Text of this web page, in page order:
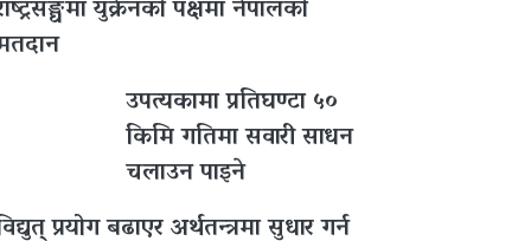
युक्रेनको पक्षमा नेपालको
उपत्यकामा प्रतिघण्टा ५०
किमि गतिमा सवारी साधन
चलाउन पाइने
प्रयोग बढाएर अर्थतन्त्रमा सुधार गर्न